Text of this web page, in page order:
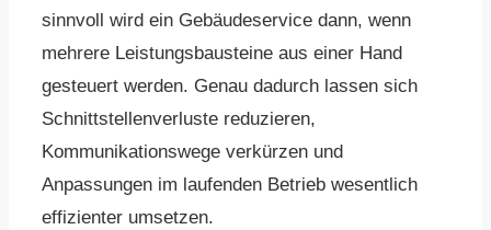
sinnvoll wird ein Gebäudeservice dann, wenn
mehrere Leistungsbausteine aus einer Hand
gesteuert werden. Genau dadurch lassen sich
Schnittstellenverluste reduzieren,
Kommunikationswege verkürzen und
Anpassungen im laufenden Betrieb wesentlich
effizienter umsetzen.